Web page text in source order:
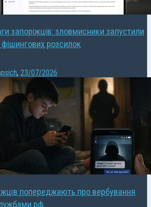
запоріжців: зловмисники запустили
розсилок
, 23/07/2026
попереджають про вербування
рф